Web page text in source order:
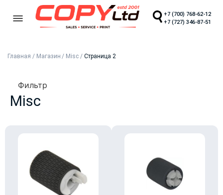
+7 (700) 768-62-12
+7 (727) 346-87-51
Главная / Магазин / Misc /Страница 2
Фильтр
Misc